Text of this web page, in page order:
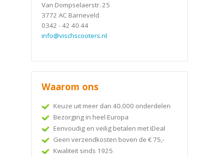
Van Dompselaerstr. 25
3772 AC Barneveld
0342 - 42 40 44
info@vischscooters.nl
Waarom ons
Keuze uit meer dan 40.000 onderdelen
Bezorging in heel Europa
Eenvoudig en veilig betalen met iDeal
Geen verzendkosten boven de € 75,-
Kwaliteit sinds 1925